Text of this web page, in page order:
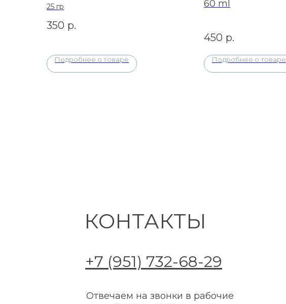
25 гр
350 р.
Подробнее о товаре
60 ml
450 р.
Подробнее о товаре
КОНТАКТЫ
+7 (951) 732-68-29
Отвечаем на звонки в рабочие